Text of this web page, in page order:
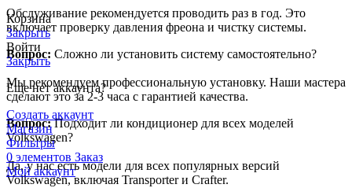
Обслуживание рекомендуется проводить раз в год. Это
включает проверку давления фреона и чистку системы.
Вопрос: Сложно ли установить систему самостоятельно?
Мы рекомендуем профессиональную установку. Наши мастера
сделают это за 2-3 часа с гарантией качества.
Вопрос:Подходит ли кондиционер для всех моделей
Volkswagen?
Да, у нас есть модели для всех популярных версий
Volkswagen, включая Transporter и Crafter.
Корзина
Закрыть
Войти
Закрыть
Еще нет аккаунта?
Создать аккаунт
Магазин
Фильтры
0 элементов Заказ
Мой аккаунт